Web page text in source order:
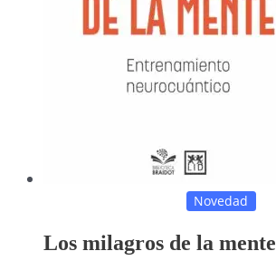
Novedad
Los milagros de la mente